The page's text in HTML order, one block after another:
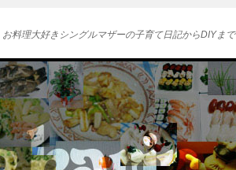
お料理大好きシングルマザーの子育て日記からDIYまで